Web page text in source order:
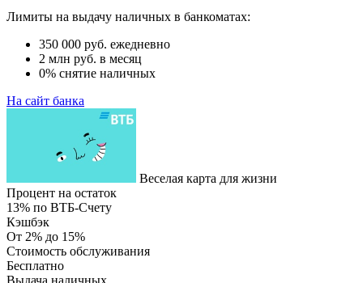
Лимиты на выдачу наличных в банкоматах:
350 000 руб. ежедневно
2 млн руб. в месяц
0% снятие наличных
На сайт банка
Веселая карта для жизни
Процент на остаток
13% по ВТБ-Счету
Кэшбэк
От 2% до 15%
Стоимость обслуживания
Бесплатно